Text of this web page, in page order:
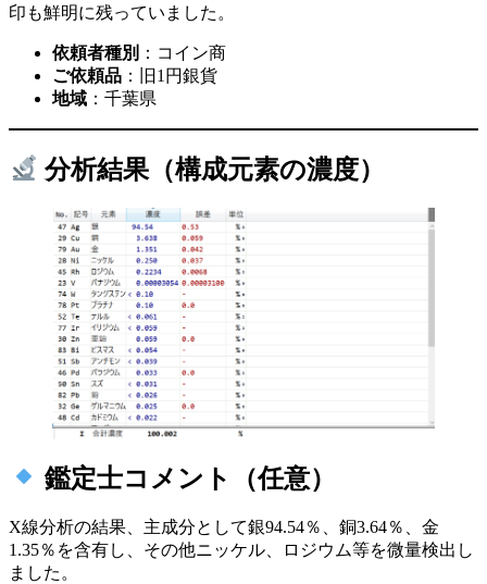
印も鮮明に残っていました。
依頼者種別 ：コイン商
ご依頼品 ：旧1円銀貨
地域 ：千葉県
分析結果（構成元素の濃度）
鑑定士コメント（任意）
X線分析の結果、主成分として銀94.54％、銅3.64％、金
1.35％を含有し、その他ニッケル、ロジウム等を微量検出し
ました。